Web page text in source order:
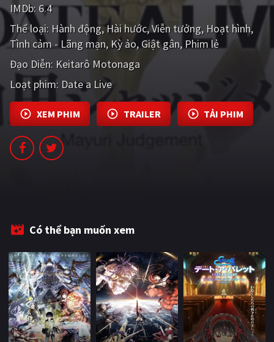
PHIM MỚI
PHIM BỘ
PHIM LẺ
PHIM CHIẾU RẠP
TUYỂN TẬP PHIM
BLOG
IMDb: 6.4
Thể loại: Hành động Hài hước Viễn tưởng Hoạt hình
Tình cảm - Lãng mạn Kỳ ảo Giật gân Phim lẻ
Đạo Diễn: Keitarô Motonaga
Loạt phim: Date a Live
XEM PHIM TRAILER TẢI PHIM
Có thể bạn muốn xem